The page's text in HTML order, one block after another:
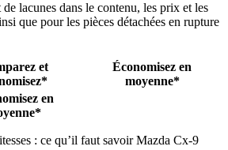
de lacunes dans le contenu, les prix et les
que pour les pièces détachées en rupture
et
Économisez en
moyenne*
en
: ce qu’il faut savoir Mazda Cx-9